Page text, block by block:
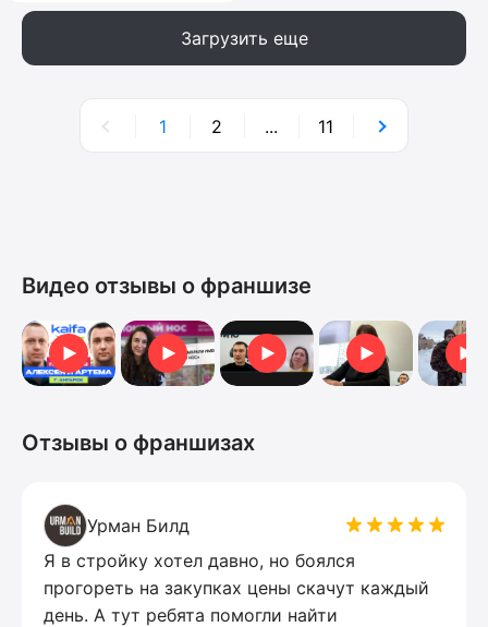
Загрузить еще
1 2 ... 11
Видео отзывы о франшизе
ВидеоотзывОтзыв от Анна
Видеоотзыв от Марии
Видеоотзыв от
Отзыв
Отзывы о франшизах
Урман Билд
Я в стройку хотел давно, но боялся
прогореть на закупках цены скачут каждый
день. А тут ребята помогли найти